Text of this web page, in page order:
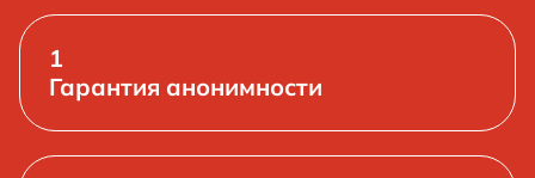
1
Гарантия анонимности